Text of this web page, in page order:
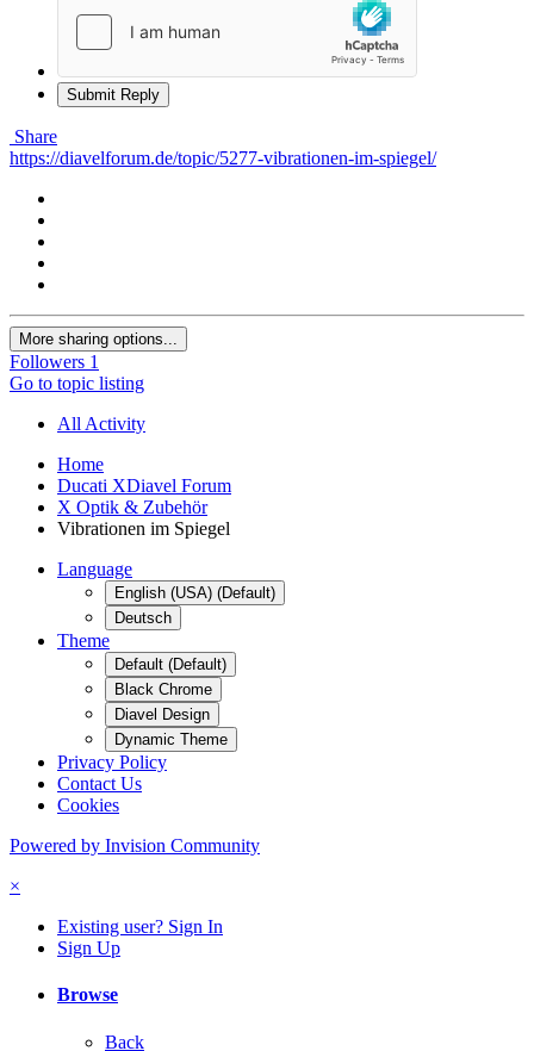
Submit Reply
Share
https://diavelforum.de/topic/5277-vibrationen-im-spiegel/
More sharing options...
Followers 1
Go to topic listing
All Activity
Home
Ducati XDiavel Forum
X Optik & Zubehör
Vibrationen im Spiegel
Language
English (USA) (Default)
Deutsch
Theme
Default (Default)
Black Chrome
Diavel Design
Dynamic Theme
Privacy Policy
Contact Us
Cookies
Powered by Invision Community
×
Existing user? Sign In
Sign Up
Browse
Back